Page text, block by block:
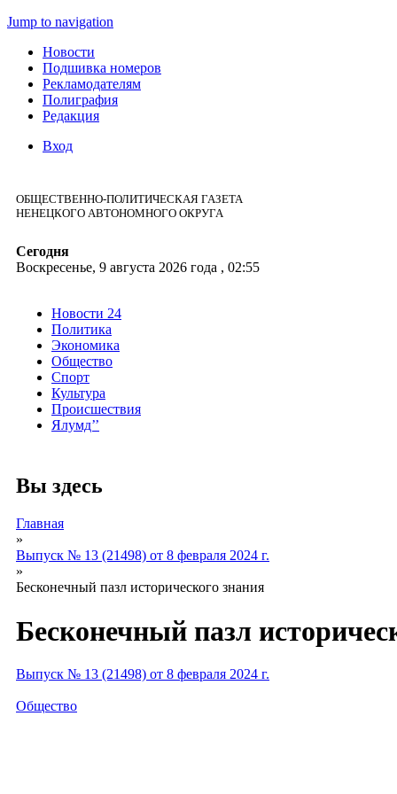
Jump to navigation
Новости
Подшивка номеров
Рекламодателям
Полиграфия
Редакция
Вход
ОБЩЕСТВЕННО-ПОЛИТИЧЕСКАЯ ГАЗЕТА
НЕНЕЦКОГО АВТОНОМНОГО ОКРУГА
Сегодня
Воскресенье, 9 августа 2026 года , 02:55
Новости 24
Политика
Экономика
Общество
Спорт
Культура
Происшествия
Ялумд’’
Вы здесь
Главная
»
Выпуск № 13 (21498) от 8 февраля 2024 г.
»
Бесконечный пазл исторического знания
Бесконечный пазл
Выпуск № 13 (21498) от 8 февраля 2024 г.
Общество